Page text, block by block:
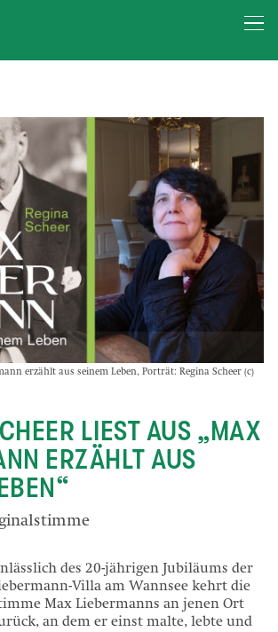
erzählt aus seinem Leben, Porträt: Regina Scheer (c)
LIEST AUS „MAX
ERZÄHLT AUS
des 20-jährigen Jubiläums der
Villa am Wannsee kehrt die
Max Liebermanns an jenen Ort
an dem er einst malte, lebte und